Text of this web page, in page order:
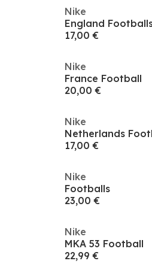
Nike
England
17,00 €
Nike
France Football
20,00 €
Nike
Netherlands
17,00 €
Nike
Footballs
23,00 €
Nike
MKA 53 Football
22,99 €